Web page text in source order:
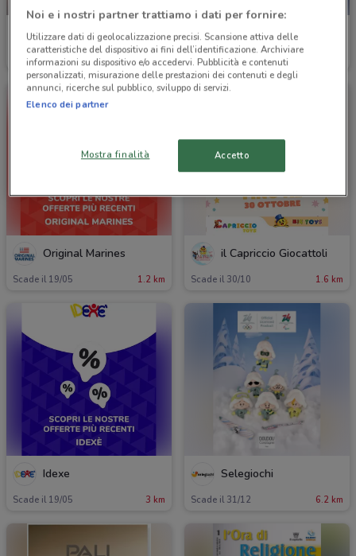
Giocheria
Scade mercoledì 1.1 km
Blukids
Scade il 19/05
Original Marines
Scade il 19/05 1.2 km
il Capriccio Giocattoli
Scade il 30/10 1.6 km
Idexe
Scade il 19/05 3 km
Selegiochi
Scade il 31/12 6.2 km
Noi e i nostri partner trattiamo i dati per fornire:
Utilizzare dati di geolocalizzazione precisi. Scansione attiva delle
caratteristiche del dispositivo ai fini dell’identificazione. Archiviare
informazioni su dispositivo e/o accedervi. Pubblicità e contenuti
personalizzati, misurazione delle prestazioni dei contenuti e degli
annunci, ricerche sul pubblico, sviluppo di servizi.
Elenco dei partner
Mostra finalità Accetto